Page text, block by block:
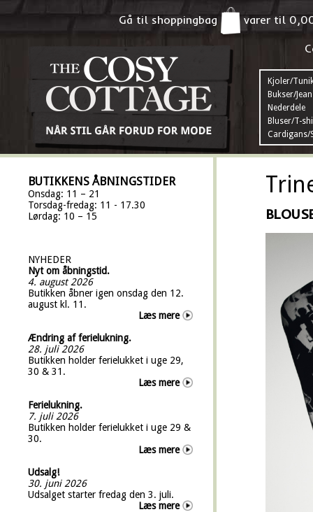
Gå til shoppingbag varer til
Kjoler/
Bukser/
Nederdele
Bluser/T-
Cardigans/
BUTIKKENS ÅBNINGSTIDER
Onsdag: 11 – 21
Torsdag-fredag: 11 - 17.30
Lørdag: 10 – 15
NYHEDER
Nyt om åbningstid.
4. august 2026
Butikken åbner igen onsdag den 12.
august kl. 11.
Læs mere
Ændring af ferielukning.
28. juli 2026
Butikken holder ferielukket i uge 29,
30 & 31.
Læs mere
Ferielukning.
7. juli 2026
Butikken holder ferielukket i uge 29 &
30.
Læs mere
Udsalg!
30. juni 2026
Udsalget starter fredag den 3. juli.
Læs mere